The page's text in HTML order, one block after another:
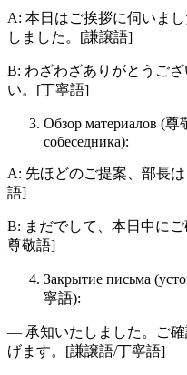
A: 本日はご挨拶に伺いま
しました。[謙譲語]
B: わざわざありがとうご
い。[丁寧語]
Обзор материалов (尊
собеседника):
A: 先ほどのご提案、部長
語]
B: まだでして、本日中に
尊敬語]
Закрытие письма
寧語):
— 承知いたしました。ご
げます。[謙譲語/丁寧語]